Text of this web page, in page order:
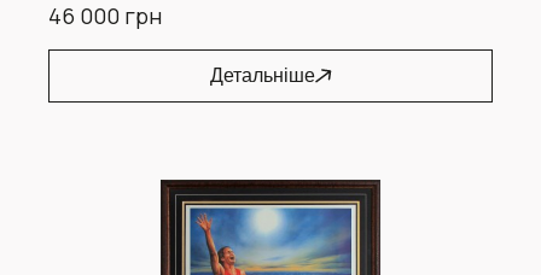
46 000 грн
Детальніше